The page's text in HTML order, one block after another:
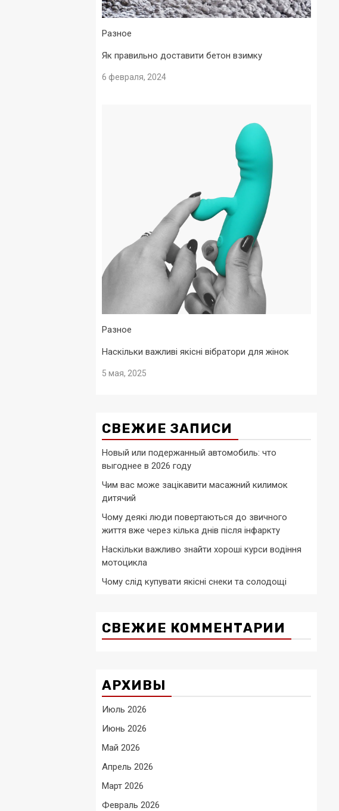
Разное
Як правильно доставити бетон взимку
6 февраля, 2024
Разное
Наскільки важливі якісні вібратори для жінок
5 мая, 2025
СВЕЖИЕ ЗАПИСИ
Новый или подержанный автомобиль: что
выгоднее в 2026 году
Чим вас може зацікавити масажний килимок
дитячий
Чому деякі люди повертаються до звичного
життя вже через кілька днів після інфаркту
Наскільки важливо знайти хороші курси водіння
мотоцикла
Чому слід купувати якісні снеки та солодощі
СВЕЖИЕ КОММЕНТАРИИ
АРХИВЫ
Июль 2026
Июнь 2026
Май 2026
Апрель 2026
Март 2026
Февраль 2026